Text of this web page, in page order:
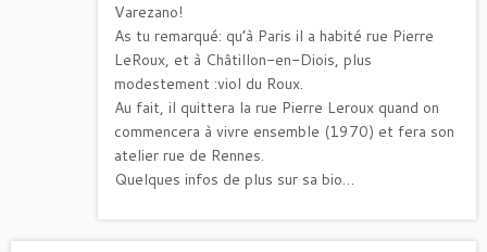
Varezano!
As tu remarqué: qu’à Paris il a habité rue Pierre
LeRoux, et à Châtillon-en-Diois, plus
modestement :viol du Roux.
Au fait, il quittera la rue Pierre Leroux quand on
commencera à vivre ensemble (1970) et fera son
atelier rue de Rennes.
Quelques infos de plus sur sa bio…